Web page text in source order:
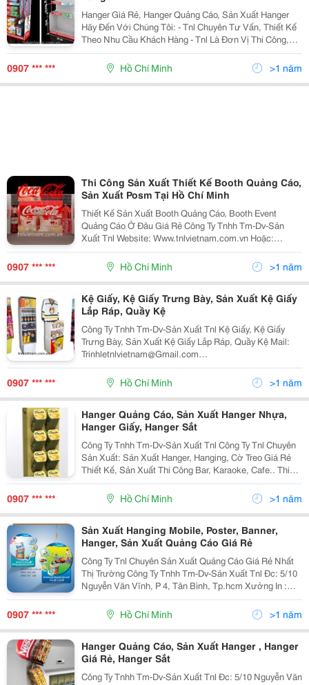
Hanger Giá Rẻ, Hanger Quảng Cáo, Sản Xuất Hanger
Hãy Đến Với Chúng Tôi: - Tnl Chuyên Tư Vấn, Thiết Kế
Theo Nhu Cầu Khách Hàng - Tnl Là Đơn Vị Thi Công,
Sản Xuất Và Lắp Đặt Hanger Số Lượng Lớn Trên Toàn
Quốc - Tnl Tư Vấn Về Chất L
0907 *** *** Hồ Chí Minh >1 năm
Thi Công Sản Xuất Thiết Kế Booth Quảng Cáo,
Sản Xuất Posm Tại Hồ Chí Minh
Thiết Kế Sản Xuất Booth Quảng Cáo, Booth Event
Quảng Cáo Ở Đâu Giá Rẻ Công Ty Tnhh Tm-Dv-Sản
Xuất Tnl Website: Www.tnlvietnam.com.vn Hoặc:
Http://Www.vatgia.com/Tnlvietnam . Mail:
Trinhletnlvietnam@Gmail.com
Linhhotnlvietnam@Gmail.com
0907 *** *** Hồ Chí Minh >1 năm
Kệ Giấy, Kệ Giấy Trưng Bày, Sản Xuất Kệ Giấy
Lắp Ráp, Quầy Kệ
Công Ty Tnhh Tm-Dv-Sản Xuất Tnl Kệ Giấy, Kệ Giấy
Trưng Bày, Sản Xuất Kệ Giấy Lắp Ráp, Quầy Kệ Mail:
Trinhletnlvietnam@Gmail.com
Linhhotnlvietnam@Gmail.com Công Ty Tnl Chúng Tôi
Chuyên Sản Xuất Quảng Cáo, Sản Xuất Posm Chuyên
Nghiệp. Tn
0907 *** *** Hồ Chí Minh >1 năm
Hanger Quảng Cáo, Sản Xuất Hanger Nhựa,
Hanger Giấy, Hanger Sắt
Công Ty Tnhh Tm-Dv-Sản Xuất Tnl Công Ty Tnl Chuyên
Sản Xuất: Sản Xuất Hanger, Hanging, Cờ Treo Giá Rẻ
Thiết Kế, Sản Xuất Thi Công Bar, Karaoke, Cafe.. Thi
Công Ản Xuất Cổng Chào Sự Kiện, Cổng Chào Siêu Thị
Quảng Cáo Sản Xuất Posm, G
0907 *** *** Hồ Chí Minh >1 năm
Sản Xuất Hanging Mobile, Poster, Banner,
Hanger, Sản Xuất Quảng Cáo Giá Rẻ
Công Ty Tnl Chuyên Sản Xuất Quảng Cáo Giá Rẻ Nhất
Thị Trường Công Ty Tnhh Tm-Dv-Sản Xuất Tnl Đc: 5/10
Nguyễn Văn Vĩnh, P 4, Tân Bình, Tp.hcm Xưởng In :
C14/36 Ky, Đường Số 6, Vĩnh Lộc B, Bình Chánh,
Tp.hcm Website: Www.tnlvietnam
0907 *** *** Hồ Chí Minh >1 năm
Hanger Quảng Cáo, Sản Xuất Hanger , Hanger
Giá Rẻ, Hanger Sắt
Công Ty Tnhh Tm-Dv-Sản Xuất Tnl Đc: 5/10 Nguyễn Văn